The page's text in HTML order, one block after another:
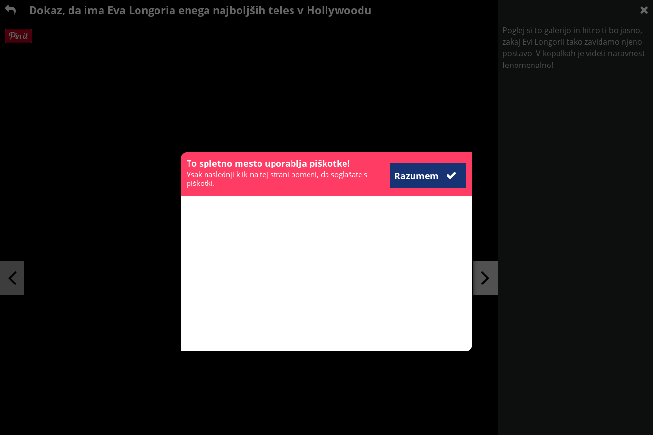
Dokaz, da ima Eva Longoria enega najboljših teles v Hollywoodu
Poglej si to galerijo in hitro ti bo jasno,
zakaj Evi Longorii tako zavidamo njeno
postavo. V kopalkah je videti naravnost
fenomenalno!
To spletno mesto uporablja piškotke!
Razumem
Vsak naslednji klik na tej strani pomeni, da soglašate s
piškotki.